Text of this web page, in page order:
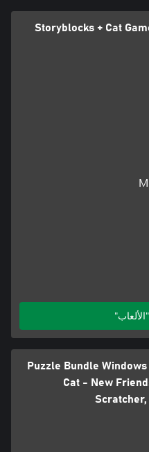
Storyblocks + Cat
Puzzle Bundle
Cat - New
Scratcher,